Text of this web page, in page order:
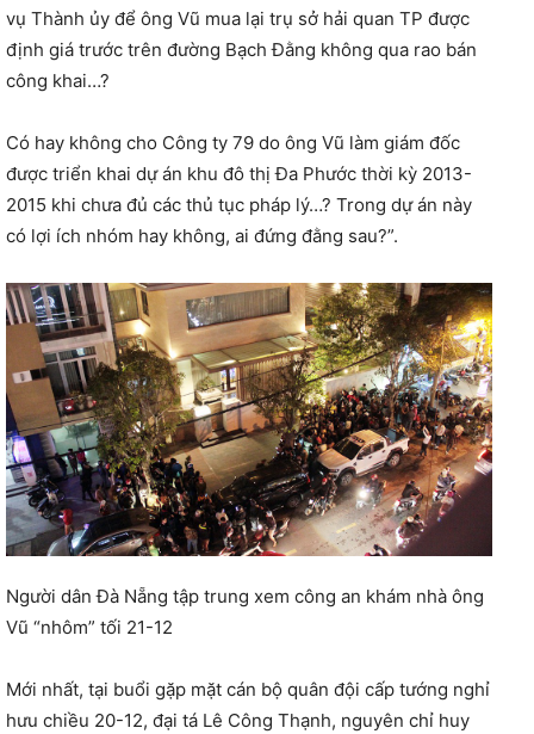
vụ Thành ủy để ông Vũ mua lại trụ sở hải quan TP được
định giá trước trên đường Bạch Đằng không qua rao bán
công khai…?
Có hay không cho Công ty 79 do ông Vũ làm giám đốc
được triển khai dự án khu đô thị Đa Phước thời kỳ 2013-
2015 khi chưa đủ các thủ tục pháp lý…? Trong dự án này
có lợi ích nhóm hay không, ai đứng đằng sau?”.
Người dân Đà Nẵng tập trung xem công an khám nhà ông
Vũ “nhôm” tối 21-12
Mới nhất, tại buổi gặp mặt cán bộ quân đội cấp tướng nghỉ
hưu chiều 20-12, đại tá Lê Công Thạnh, nguyên chỉ huy